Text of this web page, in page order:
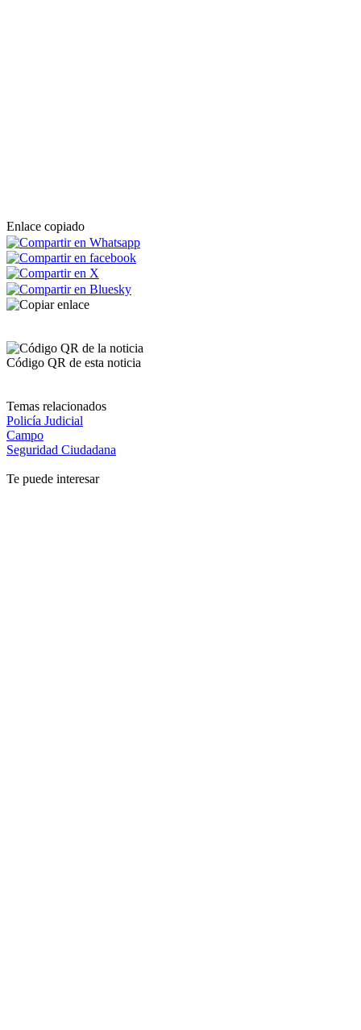
Enlace copiado
Código QR de esta noticia
Temas relacionados
Policía Judicial
Campo
Seguridad Ciudadana
Te puede interesar